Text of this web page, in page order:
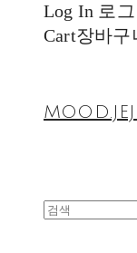
Log In 로
Cart장바구